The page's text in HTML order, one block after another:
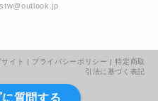
イト | プライバシーポリシー |特定商取
引法に基づく表記
質問する